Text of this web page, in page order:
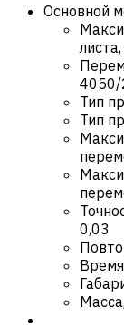
Основной
Тип
Тип
0,03